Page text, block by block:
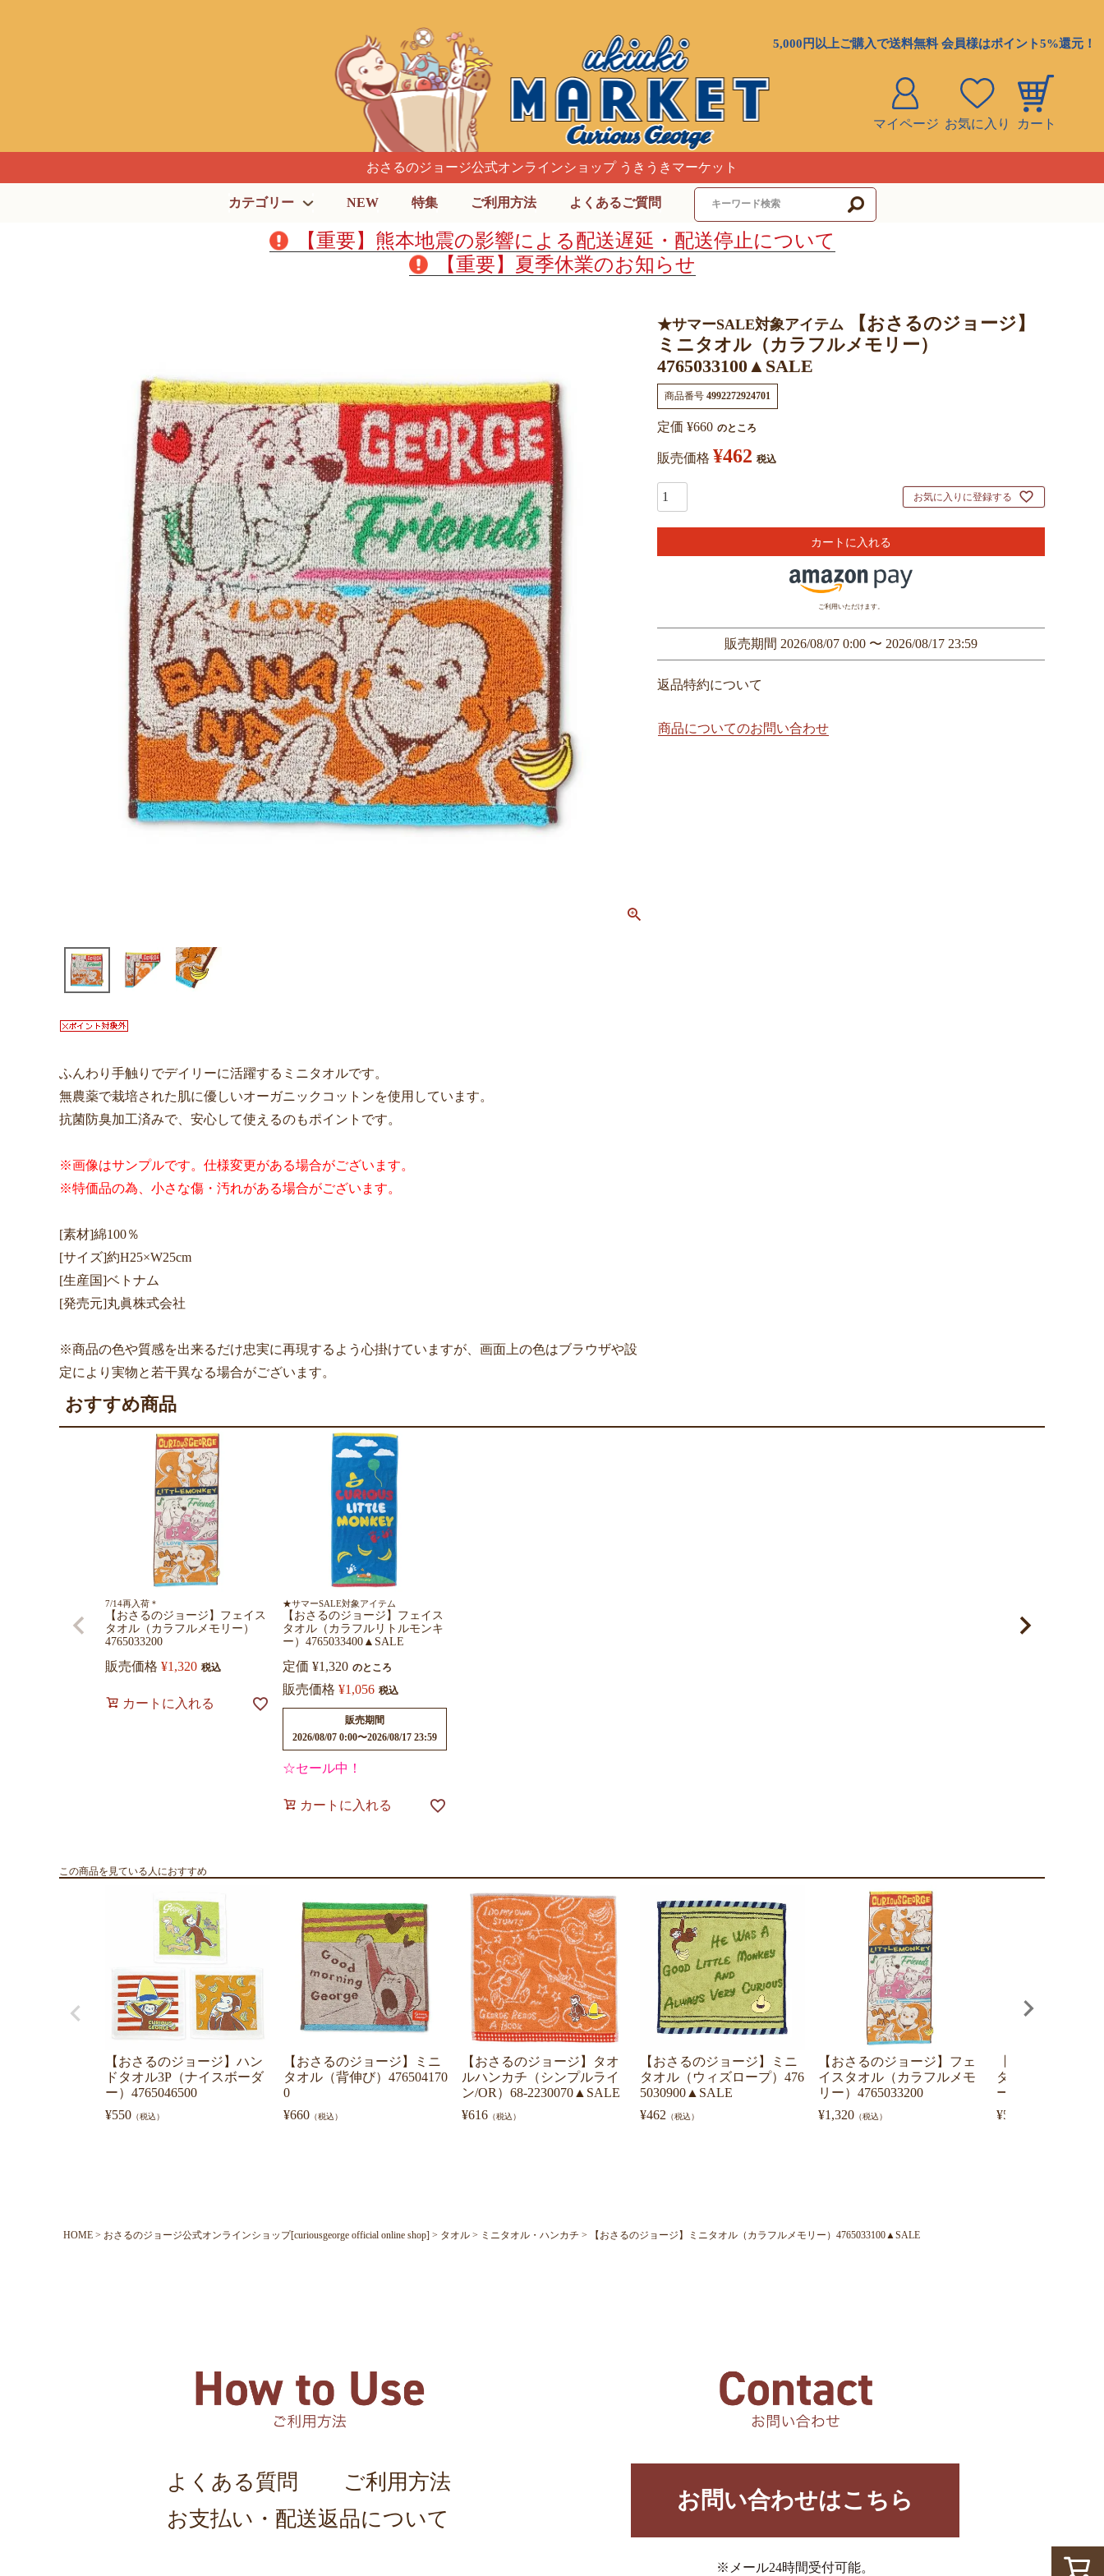
5,000円以上ご購入で送料無料 会員様はポイント5%還元！
マイページ お気に入り カート
おさるのジョージ公式オンラインショップ うきうきマーケット
カテゴリー NEW 特集 ご利用方法 よくあるご質問
【重要】熊本地震の影響による配送遅延・配送停止について
【重要】夏季休業のお知らせ
★サマーSALE対象アイテム
【おさるのジョージ】
ミニタオル（カラフルメモリー）
4765033100▲SALE
商品番号 4992272924701
定価 ¥660 のところ
販売価格 ¥462 税込
お気に入りに登録する
カートに入れる
ご利用いただけます。
販売期間 2026/08/07 0:00 〜 2026/08/17 23:59
返品特約について
商品についてのお問い合わせ
ふんわり手触りでデイリーに活躍するミニタオルです。
無農薬で栽培された肌に優しいオーガニックコットンを使用しています。
抗菌防臭加工済みで、安心して使えるのもポイントです。
※画像はサンプルです。仕様変更がある場合がございます。
※特価品の為、小さな傷・汚れがある場合がございます。
[素材]綿100％
[サイズ]約H25×W25cm
[生産国]ベトナム
[発売元]丸眞株式会社
※商品の色や質感を出来るだけ忠実に再現するよう心掛けていますが、画面上の色はブラウザや設
定により実物と若干異なる場合がございます。
おすすめ商品
7/14再入荷＊
【おさるのジョージ】フェイス
タオル（カラフルメモリー）
4765033200
販売価格 ¥1,320 税込
カートに入れる
★サマーSALE対象アイテム
【おさるのジョージ】フェイス
タオル（カラフルリトルモンキ
ー）4765033400▲SALE
定価 ¥1,320 のところ
販売価格 ¥1,056 税込
販売期間
2026/08/07 0:00〜2026/08/17 23:59
☆セール中！
カートに入れる
この商品を見ている人におすすめ
【おさるのジョージ】ハン
ドタオル3P（ナイスボーダ
ー）4765046500
¥550 （税込）
【おさるのジョージ】ミニ
タオル（背伸び）476504170
0
¥660 （税込）
【おさるのジョージ】タオ
ルハンカチ（シンプルライ
ン/OR）68-2230070▲SALE
¥616 （税込）
【おさるのジョージ】ミニ
タオル（ウィズロープ）476
5030900▲SALE
¥462 （税込）
【おさるのジョージ】フェ
イスタオル（カラフルメモ
リー）4765033200
¥1,320 （税込）
タオル（フィー
ー）
¥528
HOME おさるのジョージ公式オンラインショップ[curiousgeorge official online shop] タオル ミニタオル・ハンカチ 【おさるのジョージ】ミニタオル（カラフルメモリー）4765033100▲SALE
よくある質問
ご利用方法
お支払い・配送返品について
お問い合わせはこちら
※メール24時間受付可能。